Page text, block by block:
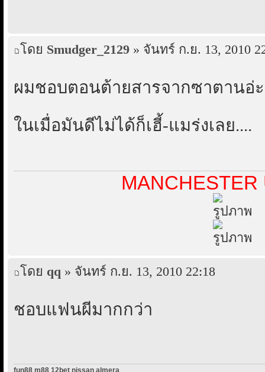
โดย Smudger_2129 » จันทร์ ก.ย. 13, 2010
ผมชอบตอนต้ายสารจากซาตานอ่ะ
ในเมื่อมันดีไม่ได้ก็เฮี้-แมร่งเลย....
MANCHESTER
โดย qq » จันทร์ ก.ย. 13, 2010 22:18
ชอบแฟนผีมากกว่า